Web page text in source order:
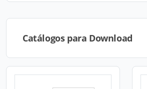
Catálogos para Download